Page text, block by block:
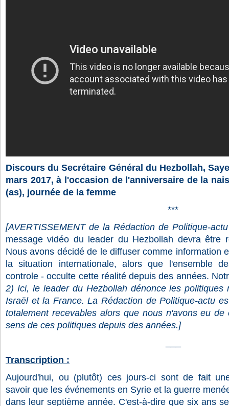
Discours du Secrétaire Général du Hezbollah,
mars 2017, à l'occasion de l'anniversaire de la
(as), journée de la femme
***
[AVERTISSEMENT de la Rédaction de Politique-
message vidéo du leader du Hezbollah devra être
Nous avons décidé de le diffuser comme information
la situation internationale, alors que l'ensemble
controle - occulte cette réalité depuis des années.
2) Ici, le leader du Hezbollah dénonce les politiques
Israël et la France. La Rédaction de Politique-actu
totalement recevables alors que nous n'avons eu
sens de ces politiques depuis des années.]
Transcription :
Aujourd'hui, ou (plutôt) ces jours-ci sont de fait
savoir que les événements en Syrie et la guerre
dans leur septième année. C'est-à-dire que six ans